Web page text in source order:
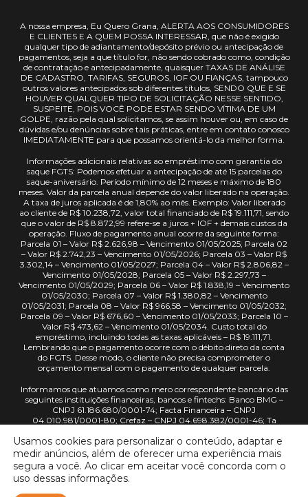
A nossa empresa, Eu Quero Grana, ALERTA AOS CONSUMIDORES
E CLIENTES E A QUEM POSSA INTERESSAR, que não é exigido
qualquer tipo de adiantamento/depósito prévio ou antecipação de
pagamentos, seja a que título for, não sendo cobrado como, condição
de contratação e antecipadamente, quaisquer TAXAS DE ANÁLISE
DE CADASTRO, TARIFAS, SEGUROS, IOF OU FIANÇAS, tampouco
outros valores antecipados sob diferentes títulos, SENDO QUE E SE
HOUVER QUALQUER TIPO DE SOLICITAÇÃO NESSE SENTIDO,
SUSPEITE, POIS VOCÊ PODE ESTAR SENDO VÍTIMA DE UM
GOLPE, razão pela qual solicitamos, se assim houver ou, em caso de
dúvidas e/ou denúncias sobre tais práticas, entre em contato conosco
IMEDIATAMENTE para que possamos orientá-lo da melhor forma.
Informações adicionais relativas ao empréstimo com garantia do
saque FGTS: Podemos efetuar a antecipação de até 15 parcelas do
saque-aniversário. Período mínimo de 12 meses e máximo de 180
meses. Valor da parcela anual depende do valor liberado na operação.
A taxa de juros aplicada é de 1,80% ao mês. Exemplo: Valor liberado
ao cliente de R$ 10.238,72, valor total financiado de R$ 19.111,71, sendo
que o valor de R$ 8.872,99 refere-se a juros + IOF + demais custos da
operação. Fluxo de pagamento anual ocorre da seguinte forma:
Parcela 01 – Valor R$ 2.626,98 – Vencimento 01/05/2025; Parcela 02
– Valor R$ 2.742,23 – Vencimento 01/05/2026; Parcela 03 – Valor R$
3.302,14 – Vencimento 01/05/2027; Parcela 04 – Valor R$ 2.806,82 –
Vencimento 01/05/2028; Parcela 05 – Valor R$ 2.297,73 –
Vencimento 01/05/2029; Parcela 06 – Valor R$ 1.838,19 – Vencimento
01/05/2030; Parcela 07 – Valor R$ 1.380,82 – Vencimento
01/05/2031; Parcela 08 – Valor R$ 966,58 – Vencimento 01/05/2032;
Parcela 09 – Valor R$ 676,60 – Vencimento 01/05/2033; Parcela 10 –
Valor R$ 473,62 – Vencimento 01/05/2034. Custo total do
empréstimo, incluindo todas as taxas aplicáveis – R$ 19.111,71.
Lembrando que o pagamento ocorre com o débito direto da conta
do FGTS. Desse modo, o cliente não precisa comprometer o
orçamento mensal com o pagamento de qualquer parcela.
Informamos que atuamos como mero correspondente bancário das
seguintes instituições financeiras, bancos e fintechs: Banco BMG –
CNPJ 61.186.680/0001-74; Facta Financeira – CNPJ
04.010.981/0001-80; Crefaz – CNPJ 04.698.382/0001-46; Ta
10.405.050/0001-00; Banco PAN – CNPJ 59.285.411/0001-13; BID
Consultoria – CNPJ 56.145.920/0001-52; Crefisa – CNPJ
61.033.106/0001-86; VCTEX – CNPJ 44.579.598/0001-90. Nenhuma
dessas instituições, assim como a empresa Eu Quero Grana, exige
antecipação de pagamentos ou qualquer prática semelhante. FIQUE
ATENTO PARA NÃO SER VÍTIMA DE GOLPE OU FRAUDES.
Usamos cookies para personalizar o conteúdo, adaptar e
medir anúncios, além de oferecer uma experiência mais
segura a você. Ao clicar em aceitar você concorda com o
uso dessas informações.